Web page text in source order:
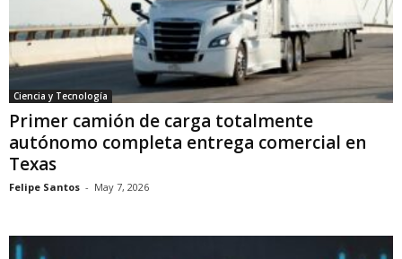
Ciencia y Tecnología
Primer camión de carga totalmente
autónomo completa entrega comercial en
Texas
Felipe Santos - May 7, 2026